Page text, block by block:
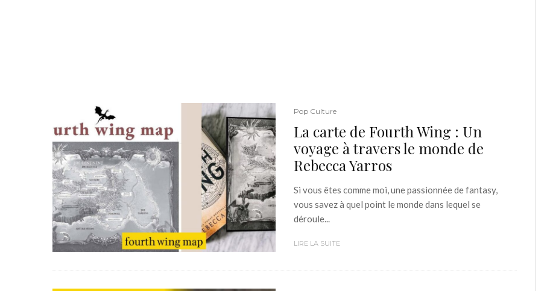
Pop Culture
La carte de Fourth Wing : Un
voyage à travers le monde de
Rebecca Yarros
Si vous êtes comme moi, une passionnée de fantasy,
vous savez à quel point le monde dans lequel se
déroule...
LIRE LA SUITE